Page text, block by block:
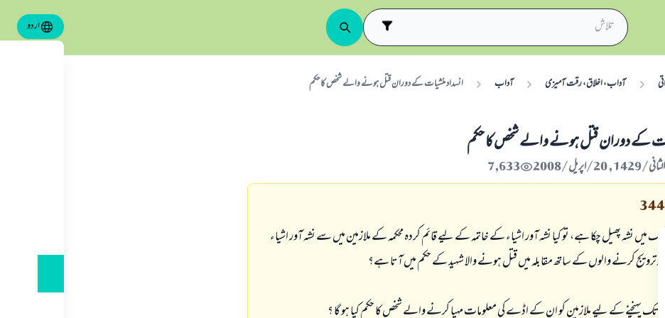
اردو
آداب، اخلاق، رقت آمیزی آداب انسداد منشيات كے دوران قتل ہونے والے شخص كا حكم
كے دوران قتل ہونے والے شخص كا حكم
7,633
ميں نشہ پھيل چكا ہے، تو كيا نشہ آور اشياء كے خاتمہ كے ليے قائم كردہ محكمہ كے ملازمين ميں سے نشہ آور اشياء
اور ترويج كرنے والوں كے ساتھ مقابلہ ميں قتل ہونے والا شہيد كے حكم ميں آتا ہے؟
تك پہنچنے كے ليے ملازمين كو ان كے اڈے كى معلومات مہيا كرنے والے شخص كا حكم كيا ہو گا ؟